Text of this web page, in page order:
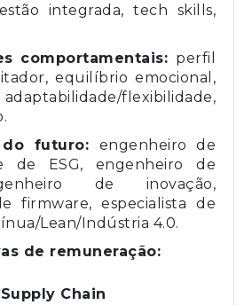
integrada, tech skills,
comportamentais: perfil
equilíbrio emocional,
adaptabilidade/flexibilidade,
do futuro: engenheiro de
de ESG, engenheiro de
de inovação,
firmware, especialista de
Lean/Indústria 4.0.
de remuneração:
Chain